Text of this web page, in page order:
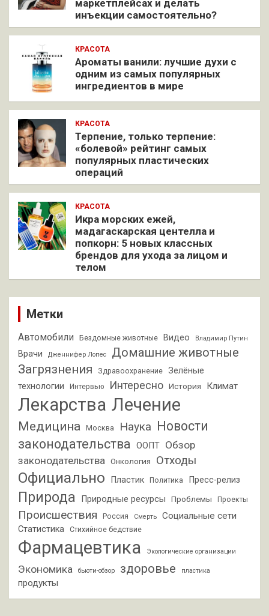
маркетплейсах и делать
инъекции самостоятельно?
КРАСОТА
Ароматы ванили: лучшие духи с
одним из самых популярных
ингредиентов в мире
КРАСОТА
Терпение, только терпение:
«болевой» рейтинг самых
популярных пластических
операций
КРАСОТА
Икра морских ежей,
мадагаскарская центелла и
попкорн: 5 новых классных
брендов для ухода за лицом и
телом
Метки
Автомобили Бездомные животные Видео Владимир Путин
Врачи Дженнифер Лопес
Домашние животные
Загрязнения
Здравоохранение
Зелёные
технологии
Интервью Интересно История Климат
Лекарства Лечение
Медицина Москва Наука Новости
законодательства
ООПТ Обзор
законодательства
Онкология Отходы
Официально Пластик Политика Пресс-релиз
Природа Природные ресурсы Проблемы Проекты
Происшествия Россия Смерть Социальные сети
Статистика Стихийное бедствие
Фармацевтика Экологические организации
Экономика бьюти-обзор здоровье пластика
продукты